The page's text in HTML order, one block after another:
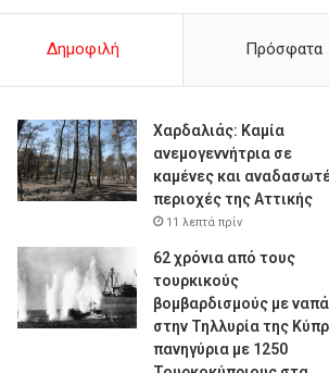
Δημοφιλή Πρόσφατα
Χαρδαλιάς: Καμία
ανεμογεννήτρια σε
καμένες και
περιοχές της Αττικής
11 λεπτά πρίν
62 χρόνια από τους
τουρκικούς
βομβαρδισμούς με
στην Τηλλυρία της
πανηγύρια με 1250